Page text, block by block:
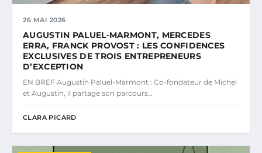
26 MAI 2026
AUGUSTIN PALUEL-MARMONT, MERCEDES
ERRA, FRANCK PROVOST : LES CONFIDENCES
EXCLUSIVES DE TROIS ENTREPRENEURS
D’EXCEPTION
EN BREF Augustin Paluel-Marmont : Co-fondateur de Michel
et Augustin, il partage son parcours…
CLARA PICARD